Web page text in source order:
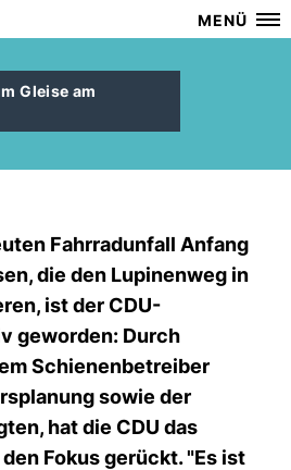
MENÜ
Gleise am
Fahrradunfall Anfang
die den Lupinenweg in
ist der CDU-
geworden: Durch
Schienenbetreiber
sowie der
hat die CDU das
Fokus gerückt. "Es ist